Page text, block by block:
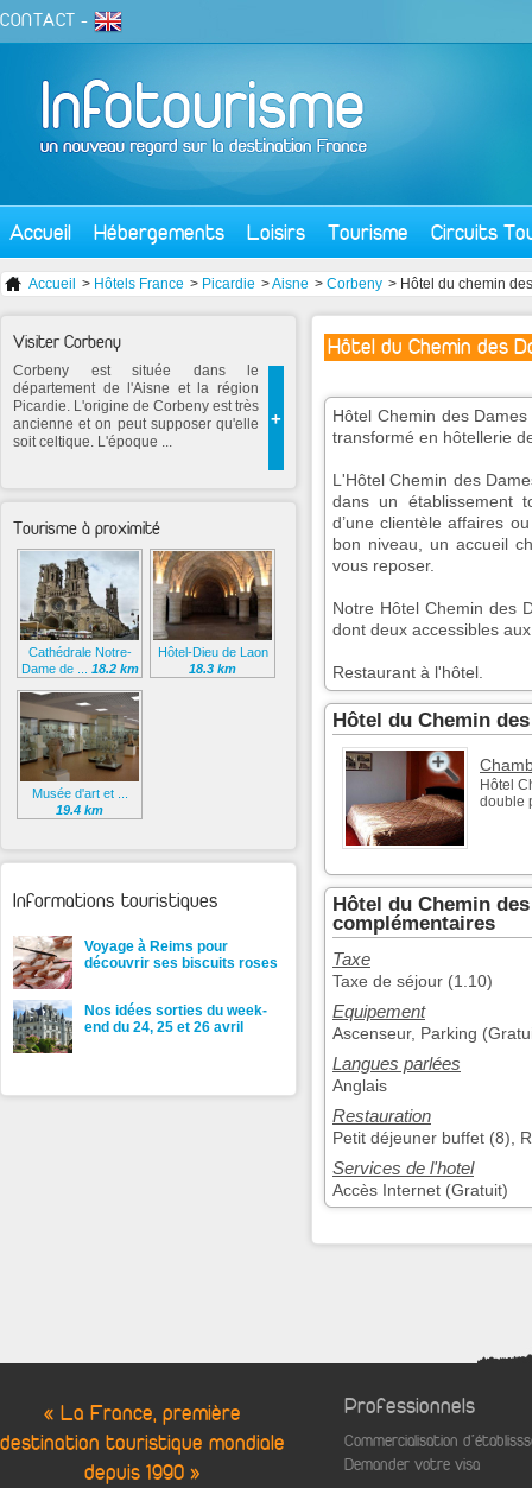
CONTACT -
Accueil Hébergements Loisirs Tourisme Circuits
Accueil > Hôtels France > Picardie >Aisne > Corbeny > Hôtel du chemin
Hôtel du Chemin des
Hôtel Chemin des
transformé en hôtellerie
L'Hôtel Chemin des
dans un établissement
d’une clientèle affaires
bon niveau, un accueil
vous reposer.
Notre Hôtel Chemin des
dont deux accessibles
Restaurant à l'hôtel.
Hôtel du Chemin
Hôtel
double
Hôtel du Chemin
complémentaires
Taxe
Taxe de séjour (1.10)
Equipement
Ascenseur, Parking
Langues parlées
Anglais
Restauration
Petit déjeuner buffet (8),
Services de l'hotel
Accès Internet (Gratuit)
Visiter Corbeny
+
Corbeny est située dans le
département de l'Aisne et la région
Picardie. L'origine de Corbeny est très
ancienne et on peut supposer qu'elle
soit celtique. L'époque ...
Tourisme à proximité
Cathédrale Notre-
Dame de ... 18.2 km
Hôtel-Dieu de Laon
18.3 km
Musée d'art et ...
19.4 km
Informations touristiques
Voyage à Reims pour
découvrir ses biscuits roses
Nos idées sorties du week-
end du 24, 25 et 26 avril
« La France, première
destination touristique mondiale
depuis 1990 »
Professionnels
Commercialisation
Demander votre visa